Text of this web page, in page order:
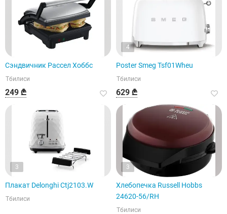
Сэндвичник Рассел Хоббс
Тбилиси
249 ₾
4
Poster Smeg Tsf01Wheu
Тбилиси
629 ₾
3
Плакат Delonghi Ctj2103.W
Тбилиси
3
Хлебопечка Russell Hobbs
24620-56/RH
Тбилиси